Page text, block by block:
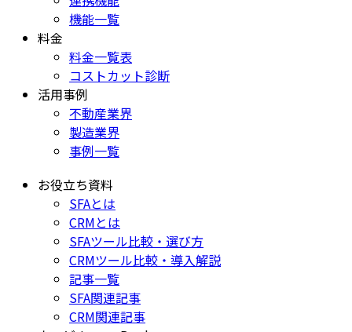
機能一覧
料金
料金一覧表
コストカット診断
活用事例
不動産業界
製造業界
事例一覧
お役立ち資料
SFAとは
CRMとは
SFAツール比較・選び方
CRMツール比較・導入解説
記事一覧
SFA関連記事
CRM関連記事